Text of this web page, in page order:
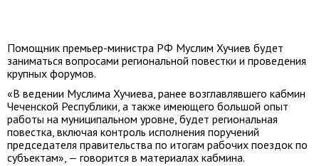
Помощник премьер-министра РФ Муслим Хучиев будет
заниматься вопросами региональной повестки и проведения
крупных форумов.
«В ведении Муслима Хучиева, ранее возглавлявшего кабмин
Чеченской Республики, а также имеющего большой опыт
работы на муниципальном уровне, будет региональная
повестка, включая контроль исполнения поручений
председателя правительства по итогам рабочих поездок по
субъектам», — говорится в материалах кабмина.